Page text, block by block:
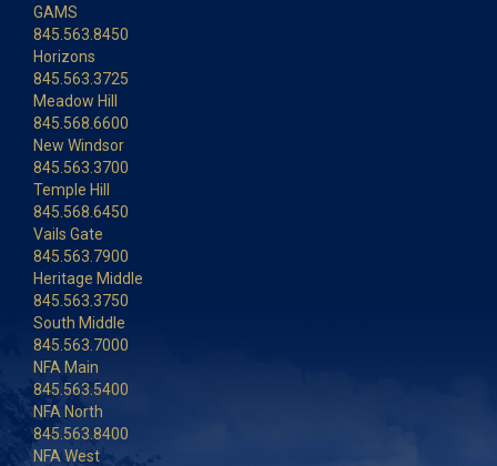
GAMS
845.563.8450
Horizons
845.563.3725
Meadow Hill
845.568.6600
New Windsor
845.563.3700
Temple Hill
845.568.6450
Vails Gate
845.563.7900
Heritage Middle
845.563.3750
South Middle
845.563.7000
NFA Main
845.563.5400
NFA North
845.563.8400
NFA West